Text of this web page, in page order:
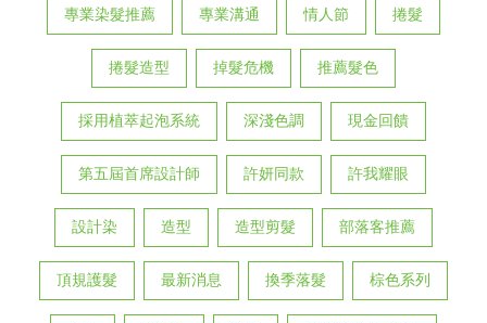
專業染髮推薦 專業溝通 情人節 捲髮
捲髮造型 掉髮危機 推薦髮色
採用植萃起泡系統 深淺色調 現金回饋
第五屆首席設計師 許妍同款 許我耀眼
設計染 造型 造型剪髮 部落客推薦
頂規護髮 最新消息 換季落髮 棕色系列